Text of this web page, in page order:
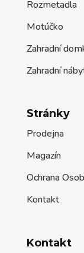
Rozmetadla
Motúčko
Zahradní
Zahradní
Stránky
Prodejna
Magazín
Ochrana
Kontakt
Kontakt